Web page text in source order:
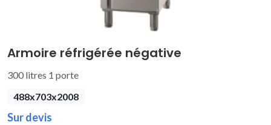
Armoire réfrigérée négative
300 litres 1 porte
488x703x2008
Sur devis